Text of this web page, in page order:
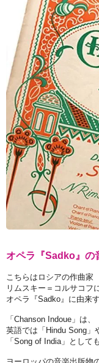
オペラ『Sadko』の
こちらはロシアの作曲家
リムスキー＝コルサコフ
オペラ『Sadko』に由来
「Chanson Indoue」は、
英語では「Hindu Song」
「Song of India」として